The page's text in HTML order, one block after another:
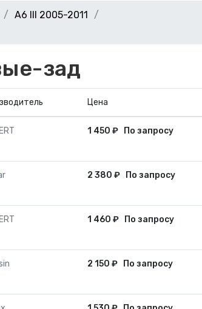
A6 III 2005-2011
зад
Цена
1 450 ₽ По запросу
2 380 ₽ По запросу
1 460 ₽ По запросу
2 150 ₽ По запросу